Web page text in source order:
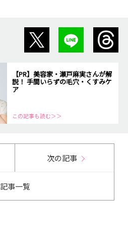
【PR】美容家・瀬戸麻実さんが解
説！ 手間いらずの毛穴・くすみケ
ア
この記事も読む＞＞
次の記事
記事一覧